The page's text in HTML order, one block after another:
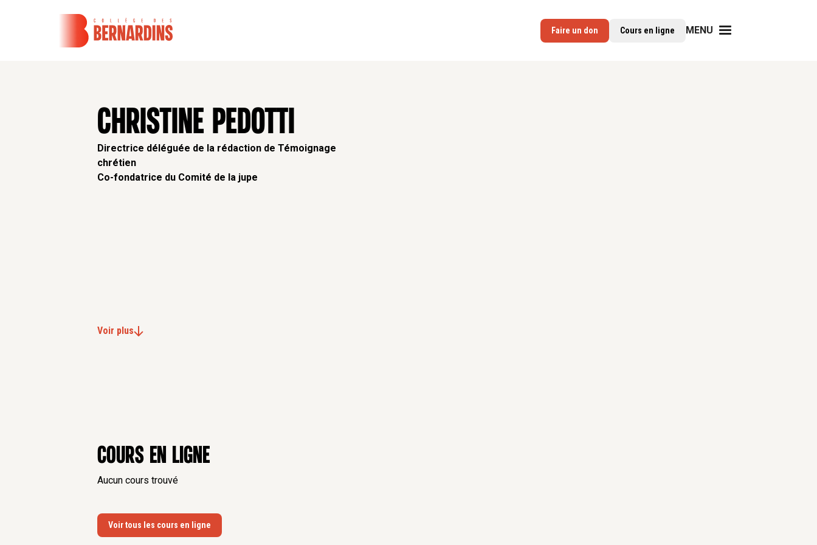
Faire un don Cours en ligne MENU
CHRISTINE PEDOTTI
Directrice déléguée de la rédaction de Témoignage
chrétien
Co-fondatrice du Comité de la jupe
Voir plus
Cours en ligne
Aucun cours trouvé
Voir tous les cours en ligne